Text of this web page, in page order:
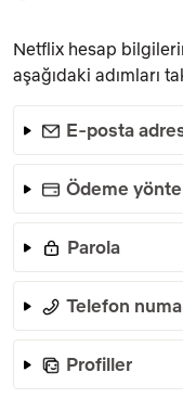
Netflix hesap
aşağıdaki adımları
E-posta
Ödeme
Parola
Telefon
Profiller